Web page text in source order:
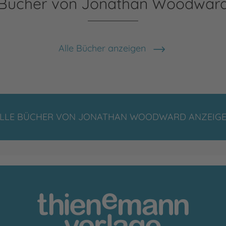
Alle Bücher anzeigen
BÜCHER VON JONATHAN WOODWARD